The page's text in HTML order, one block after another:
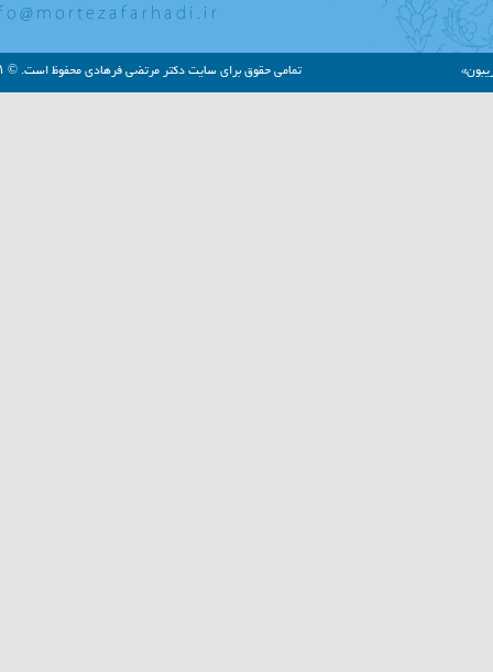
تمامی حقوق برای سایت دکتر مرتضی فرهادی محفوظ است. © ۱۳۹۱